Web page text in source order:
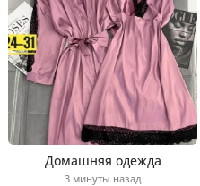
Домашняя одежда
3 минуты назад